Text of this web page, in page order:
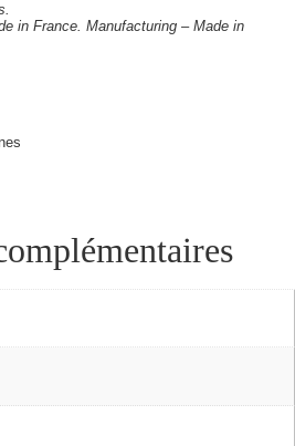
in France. Manufacturing – Made in